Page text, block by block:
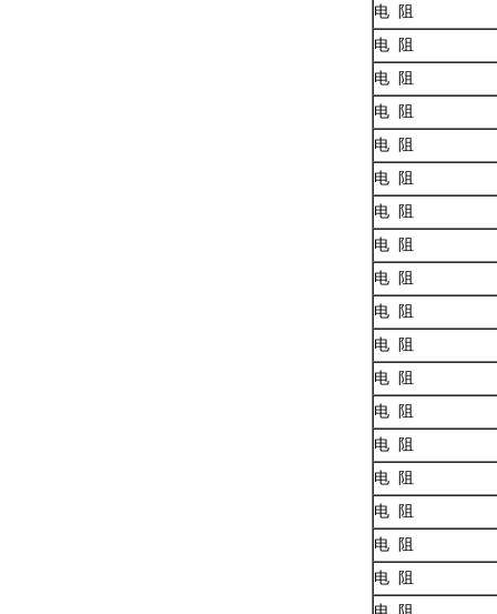
电 阻
电 阻
电 阻
电 阻
电 阻
电 阻
电 阻
电 阻
电 阻
电 阻
电 阻
电 阻
电 阻
电 阻
电 阻
电 阻
电 阻
电 阻